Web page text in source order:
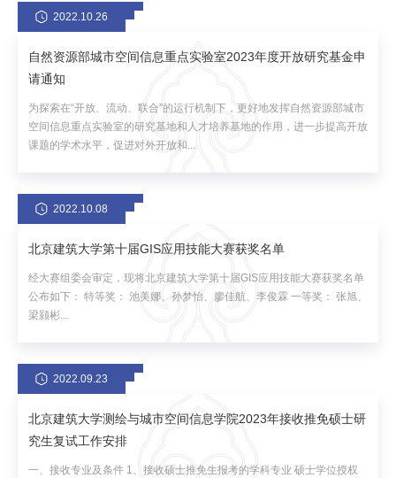
2022.10.26
自然资源部城市空间信息重点实验室2023年度开放研究基金申
请通知
为探索在“开放、流动、联合”的运行机制下，更好地发挥自然资源部城市
空间信息重点实验室的研究基地和人才培养基地的作用，进一步提高开放
课题的学术水平，促进对外开放和...
2022.10.08
北京建筑大学第十届GIS应用技能大赛获奖名单
经大赛组委会审定，现将北京建筑大学第十届GIS应用技能大赛获奖名单
公布如下： 特等奖： 池美娜、孙梦怡、廖佳航、李俊霖 一等奖： 张旭、
梁颢彬...
2022.09.23
北京建筑大学测绘与城市空间信息学院2023年接收推免硕士研
究生复试工作安排
一、接收专业及条件 1、接收硕士推免生报考的学科专业 硕士学位授权